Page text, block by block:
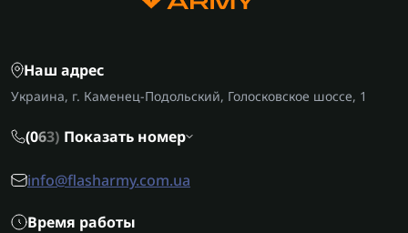
Наш адрес
Украина, г. Каменец-Подольский, Голосковское шоссе, 1
(063) Показать номер
info@flasharmy.com.ua
Время работы